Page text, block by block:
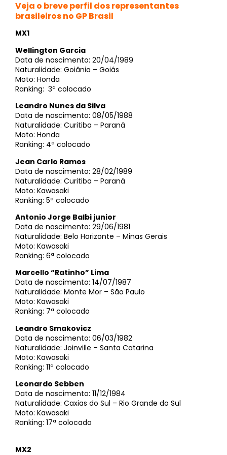
Veja o breve perfil dos representantes
brasileiros no GP Brasil
MX1
Wellington Garcia
Data de nascimento: 20/04/1989
Naturalidade: Goiânia – Goiás
Moto: Honda
Ranking: 3ª colocado
Leandro Nunes da Silva
Data de nascimento: 08/05/1988
Naturalidade: Curitiba – Paraná
Moto: Honda
Ranking: 4ª colocado
Jean Carlo Ramos
Data de nascimento: 28/02/1989
Naturalidade: Curitiba – Paraná
Moto: Kawasaki
Ranking: 5ª colocado
Antonio Jorge Balbi junior
Data de nascimento: 29/06/1981
Naturalidade: Belo Horizonte – Minas Gerais
Moto: Kawasaki
Ranking: 6ª colocado
Marcello “Ratinho” Lima
Data de nascimento: 14/07/1987
Naturalidade: Monte Mor – São Paulo
Moto: Kawasaki
Ranking: 7ª colocado
Leandro Smakovicz
Data de nascimento: 06/03/1982
Naturalidade: Joinville – Santa Catarina
Moto: Kawasaki
Ranking: 11ª colocado
Leonardo Sebben
Data de nascimento: 11/12/1984
Naturalidade: Caxias do Sul – Rio Grande do Sul
Moto: Kawasaki
Ranking: 17ª colocado
MX2